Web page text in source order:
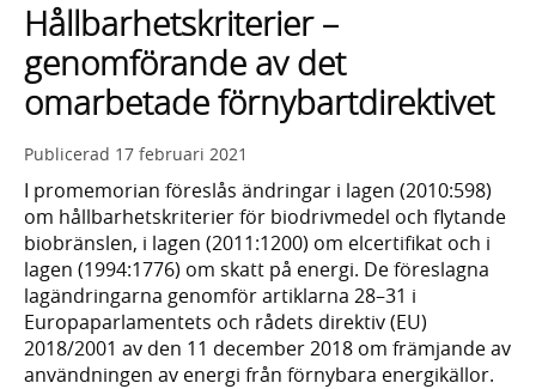
med
sökförslag
Hållbarhetskriterier –
genomförande av det
omarbetade förnybartdirektivet
Publicerad 17 februari 2021
I promemorian föreslås ändringar i lagen (2010:598)
om hållbarhetskriterier för biodrivmedel och flytande
biobränslen, i lagen (2011:1200) om elcertifikat och i
lagen (1994:1776) om skatt på energi. De föreslagna
lagändringarna genomför artiklarna 28–31 i
Europaparlamentets och rådets direktiv (EU)
2018/2001 av den 11 december 2018 om främjande av
användningen av energi från förnybara energikällor.